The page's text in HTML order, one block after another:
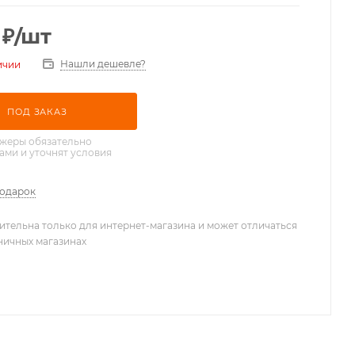
/шт
Нашли дешевле?
ПОД ЗАКАЗ
обязательно
и уточнят условия
только для интернет-магазина и может отличаться
магазинах